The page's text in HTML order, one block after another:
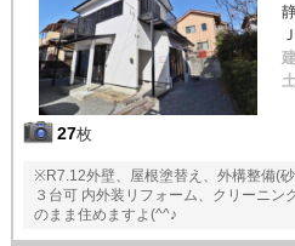
27枚
※R7.12外壁、屋根塗替え、外構整備(
３台可 内外装リフォーム、クリーニン
のまま住めますよ(^^♪